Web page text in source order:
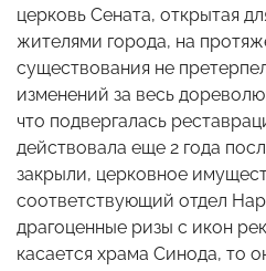
церковь Сената, открытая
жителями города, на
существования не
изменений за весь
что подвергалась
действовала еще 2 года
закрыли, церковное
соответствующий отдел
драгоценные ризы с икон
касается храма Синода, то